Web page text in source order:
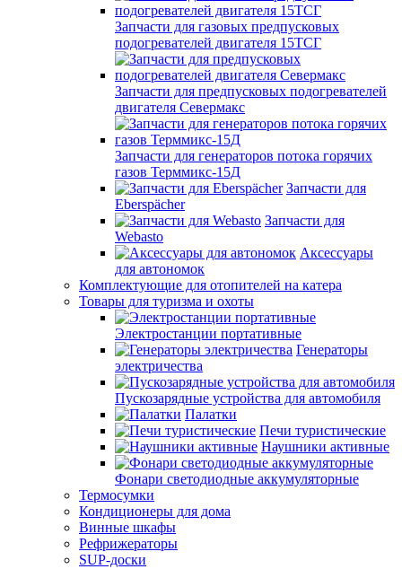
Запчасти для газовых предпусковых
подогревателей двигателя 15ТСГ
Запчасти для предпусковых подогревателей
двигателя Севермакс
Запчасти для генераторов потока горячих
газов Терммикс-15Д
Запчасти для
Eberspächer
Запчасти для
Webasto
Аксессуары
для автономок
Комплектующие для отопителей на катера
Товары для туризма и охоты
Электростанции портативные
Генераторы
электричества
Пускозарядные устройства для автомобиля
Палатки
Печи туристические
Наушники активные
Фонари светодиодные аккумуляторные
Термосумки
Кондиционеры для дома
Винные шкафы
Рефрижераторы
SUP-доски